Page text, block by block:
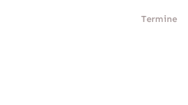
Termine